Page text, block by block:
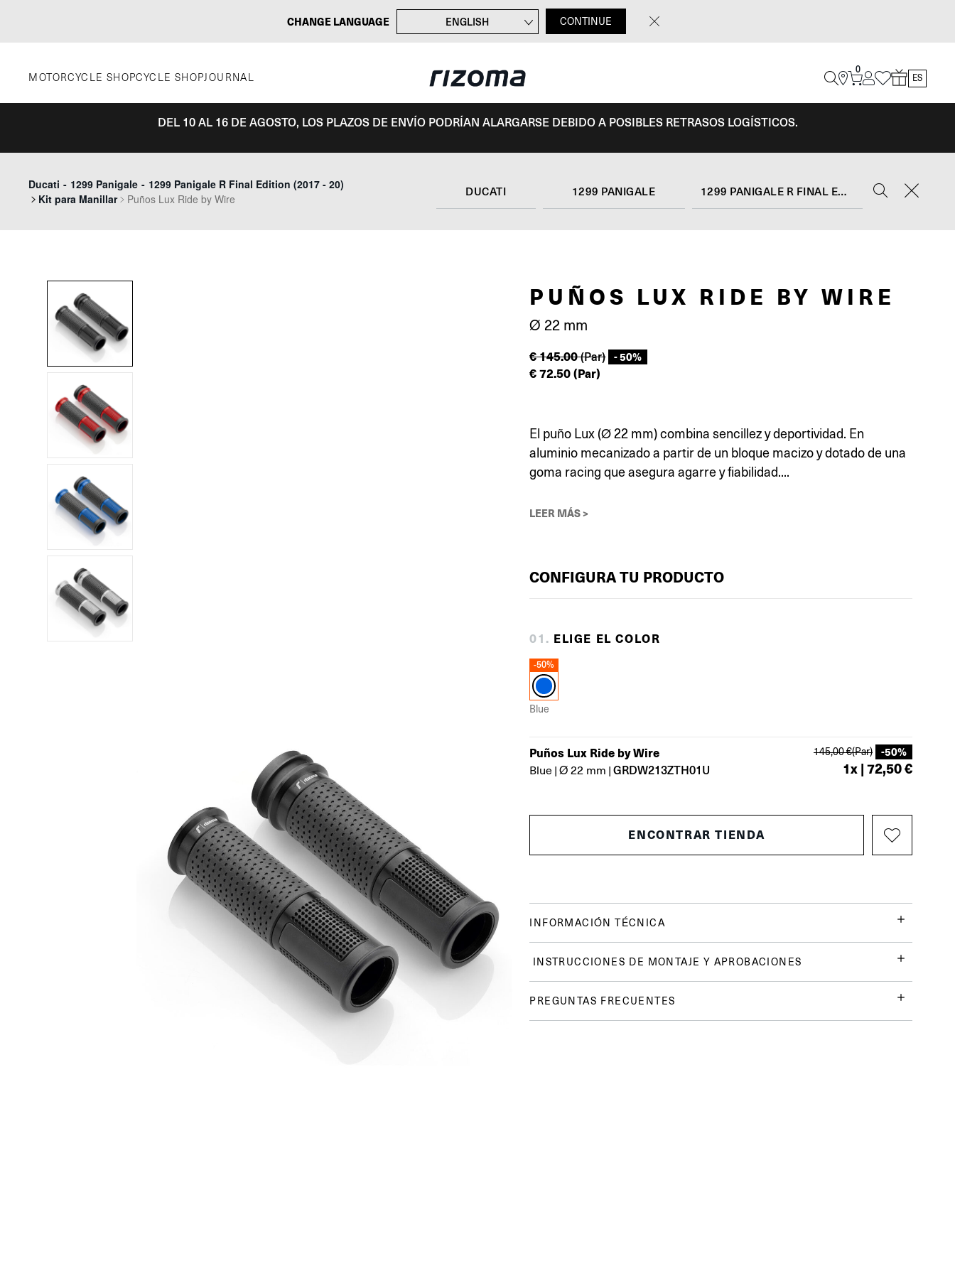
CHANGE LANGUAGE
ENGLISH
DEUTSCH
CONTINUE
MOTORCYCLE SHOPCYCLE SHOPJOURNAL
0
ES
DEL 10 AL 16 DE AGOSTO, LOS PLAZOS DE ENVÍO PODRÍAN ALARGARSE DEBIDO A POSIBLES RETRASOS LOGÍSTICOS.
Ducati - 1299 Panigale - 1299 Panigale R Final Edition (2017 - 20)
Kit para Manillar
Puños Lux Ride by Wire
DUCATI 1299 PANIGALE 1299 PANIGALE R FINAL EDITION (2017 - 20)
PUÑOS LUX RIDE BY WIRE
Ø 22 mm
€145.00(Par) - 50%
€72.50(Par)
El puño Lux (Ø 22 mm) combina sencillez y deportividad. En
aluminio mecanizado a partir de un bloque macizo y dotado de una
goma racing que asegura agarre y fiabilidad....
LEER MÁS >
CONFIGURA TU PRODUCTO
01 . ELIGE EL COLOR
-50%
Blue
Puños Lux Ride by Wire
Blue | Ø 22 mm | GRDW213ZTH01U
145,00 €(Par) -50%
1x |72,50 €
ENCONTRAR TIENDA
INFORMACIÓN TÉCNICA
INSTRUCCIONES DE MONTAJE Y APROBACIONES
PREGUNTAS FRECUENTES